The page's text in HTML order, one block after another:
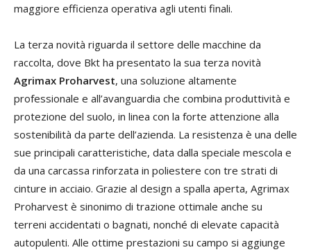
maggiore efficienza operativa agli utenti finali.
La terza novità riguarda il settore delle macchine da
raccolta, dove Bkt ha presentato la sua terza novità
Agrimax Proharvest, una soluzione altamente
professionale e all’avanguardia che combina produttività e
protezione del suolo, in linea con la forte attenzione alla
sostenibilità da parte dell’azienda. La resistenza è una delle
sue principali caratteristiche, data dalla speciale mescola e
da una carcassa rinforzata in poliestere con tre strati di
cinture in acciaio. Grazie al design a spalla aperta, Agrimax
Proharvest è sinonimo di trazione ottimale anche su
terreni accidentati o bagnati, nonché di elevate capacità
autopulenti. Alle ottime prestazioni su campo si aggiunge